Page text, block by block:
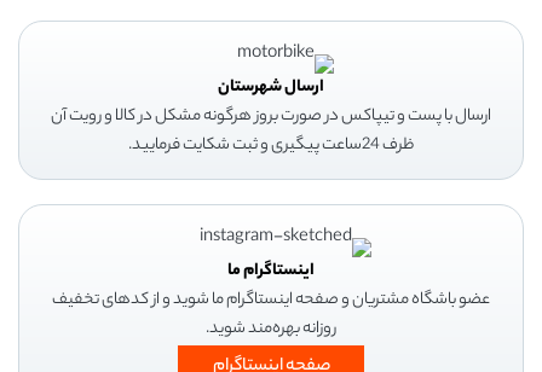
ارسال شهرستان
ارسال با پست و تیپاکس در صورت بروز هرگونه مشکل در کالا و رویت آن
ظرف 24ساعت پیگیری و ثبت شکایت فرمایید.
اینستاگرام ما
عضو باشگاه مشتریان و صفحه اینستاگرام ما شوید و از کدهای تخفیف
روزانه بهره‌مند شوید.